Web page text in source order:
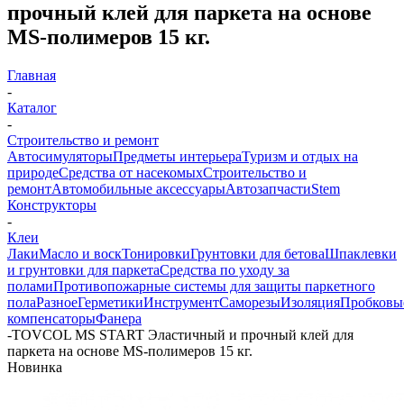
прочный клей для паркета на основе
MS-полимеров 15 кг.
Главная
-
Каталог
-
Строительство и ремонт
АвтосимуляторыПредметы интерьераТуризм и отдых на
природеСредства от насекомыхСтроительство и
ремонтАвтомобильные аксессуарыАвтозапчастиStem
Конструкторы
-
Клеи
ЛакиМасло и воскТонировкиГрунтовки для бетоваШпаклевки
и грунтовки для паркетаСредства по уходу за
поламиПротивопожарные системы для защиты паркетного
полаРазноеГерметикиИнструментСаморезыИзоляция
компенсаторыФанера
-TOVCOL MS START Эластичный и прочный клей для
паркета на основе MS-полимеров 15 кг.
Новинка